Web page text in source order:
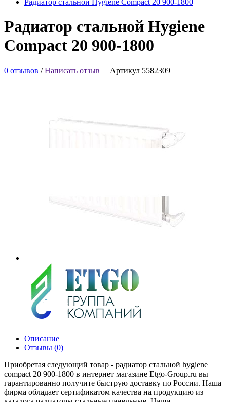
Радиатор стальной Hygiene Compact 20 900-1800
Радиатор стальной Hygiene
Compact 20 900-1800
0 отзывов /Написать отзыв Артикул 5582309
Описание
Отзывы (0)
Приобретая следующий товар - радиатор стальной hygiene
compact 20 900-1800 в интернет магазине Etgo-Group.ru вы
гарантированно получите быструю доставку по России. Наша
фирма обладает сертификатом качества на продукцию из